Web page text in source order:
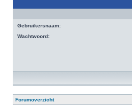
Gebruikersnaam:
Wachtwoord:
Forumoverzicht